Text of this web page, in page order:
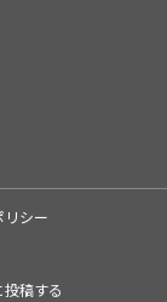
リシー
稿する